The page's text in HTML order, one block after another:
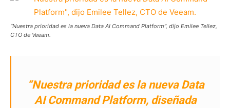
“Nuestra prioridad es la nueva Data AI Command Platform”, dijo Emilee Tellez,
CTO de Veeam.
“Nuestra prioridad es la nueva Data
AI Command Platform, diseñada